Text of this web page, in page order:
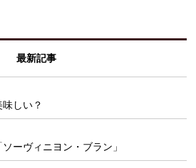
最新記事
しい？
ーヴィニヨン・ブラン」